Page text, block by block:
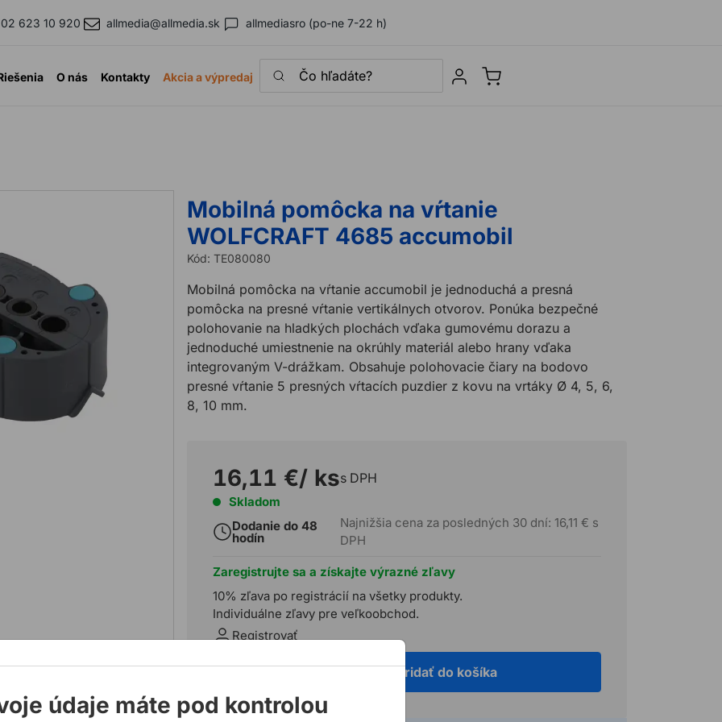
02 623 10 920 allmedia@allmedia.sk allmediasro (po-ne 7-22 h)
O nás Kontakty Akcia a výpredaj
Čo hľadáte? Sign in
Mobilná pomôcka na vŕtanie
WOLFCRAFT 4685 accumobil
Kód: TE080080
Mobilná pomôcka na vŕtanie accumobil je jednoduchá a presná
pomôcka na presné vŕtanie vertikálnych otvorov. Ponúka bezpečné
polohovanie na hladkých plochách vďaka gumovému dorazu a
jednoduché umiestnenie na okrúhly materiál alebo hrany vďaka
integrovaným V-drážkam. Obsahuje polohovacie čiary na bodovo
presné vŕtanie 5 presných vŕtacích puzdier z kovu na vrtáky Ø 4, 5, 6,
8, 10 mm.
16,11 €/ kss DPH
Skladom
Dodanie do 48
hodín
Najnižšia cena za posledných 30 dní: 16,11 € s
DPH
Zaregistrujte sa a získajte výrazné zľavy
10% zľava po registrácií na všetky produkty.
Individuálne zľavy pre veľkoobchod.
Registrovať
Pridať do košíka
údaje máte pod kontrolou